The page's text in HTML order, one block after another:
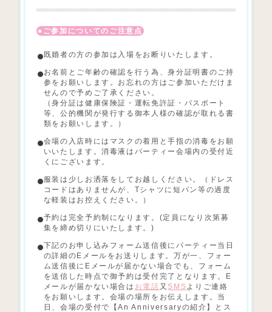
ご参加についてのご注意点
既婚者の方の参加は入場をお断りいたします。
お名前とご年齢の確認を行う為、身分証明書のご持
参をお願いします。お忘れの方はご参加いただけま
せんので予めご了承ください。
（身分証は健康保険証・運転免許証・パスポート
等、公的機関が発行する御本人様の確認が取れる書
類をお願いします。）
会場の入店時にはマスクの着用と手指の消毒をお願
いいたします。消毒液はパーティー会場内の受付近
くにございます。
服装は少しお洒落をしてお越しください。（ドレス
コードはありませんが、Tシャツに短パン等の過度
な軽装はお控えください。）
予約は完全予約制になります。(定員になり次第募
集を締め切りにいたします。)
下記のお申し込みフォーム送信後にパーティー当日
の詳細のEメールをお送りします。万が一、フォー
ム送信後にEメールが届かない場合でも、フォーム
を送信した時点で御予約は受付完了となります。E
メールが届かない場合は お電話 又 SMS よりご連絡
をお願いします。会場の場所をお伝えします。当
日、会場の受付で【An Anniversaryの紹介】とス